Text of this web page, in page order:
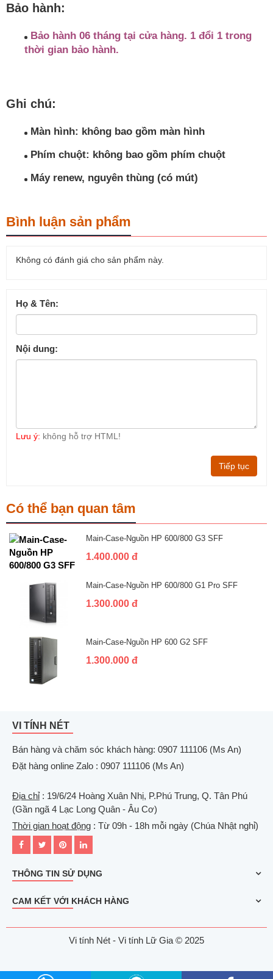
Bảo hành:
Bảo hành 06 tháng tại cửa hàng. 1 đổi 1 trong
thời gian bảo hành.
Ghi chú:
Màn hình: không bao gồm màn hình
Phím chuột: không bao gồm phím chuột
Máy renew, nguyên thùng (có mút)
Bình luận sản phẩm
Không có đánh giá cho sản phẩm này.
Họ & Tên:
Nội dung:
Lưu ý: không hỗ trợ HTML!
Tiếp tục
Có thể bạn quan tâm
Main-Case-Nguồn HP 600/800 G3 SFF
1.400.000 đ
Main-Case-Nguồn HP 600/800 G1 Pro SFF
1.300.000 đ
Main-Case-Nguồn HP 600 G2 SFF
1.300.000 đ
VI TÍNH NÉT
Bán hàng và chăm sóc khách hàng: 0907 111106 (Ms An)
Đặt hàng online Zalo : 0907 111106 (Ms An)
Địa chỉ: 19/6/24 Hoàng Xuân Nhị, P.Phú Trung, Q. Tân Phú
(Gần ngã 4 Lạc Long Quân - Âu Cơ)
Thời gian hoạt động : Từ 09h - 18h mỗi ngày (Chúa Nhật nghỉ)
THÔNG TIN SỬ DỤNG
CAM KẾT VỚI KHÁCH HÀNG
Vi tính Nét - Vi tính Lữ Gia © 2025